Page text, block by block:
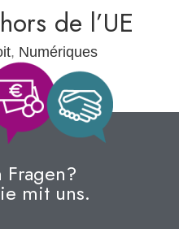
de l’UE
, Numériques
Fragen?
mit uns.